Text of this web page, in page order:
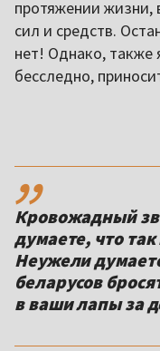
протяжении жизни,
сил и средств.
нет! Однако, также
бесследно,
,,
Кровожадный
думаете, что
Неужели
беларусов
в ваши лапы за